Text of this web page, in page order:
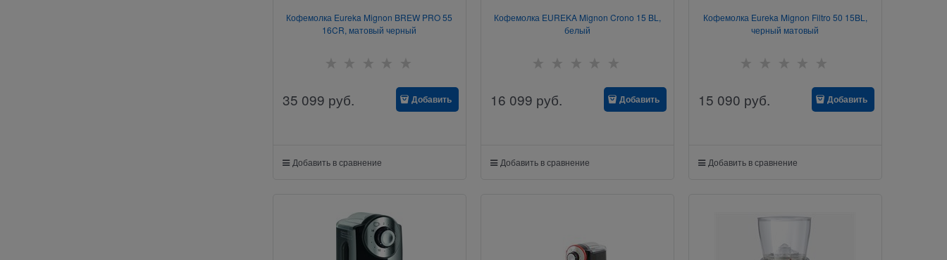
Кофемолка Eureka Mignon BREW PRO 55
16CR, матовый черный
35 099 руб. Добавить
Добавить в сравнение
Кофемолка EUREKA Mignon Crono 15 BL,
белый
16 099 руб. Добавить
Добавить в сравнение
Кофемолка Eureka Mignon Filtro 50 15BL,
черный матовый
15 090 руб. Добавить
Добавить в сравнение